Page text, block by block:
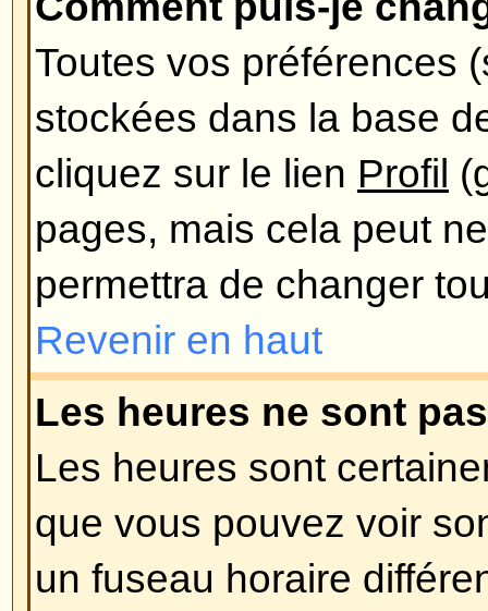
sur le forum. En-dessous de
une image plus grande
généralement unique ou
utilisateur. C'est à
avatars et de choisir la manière
disponibles. Si vous ne pouvez
cela voudra alors dire que
ainsi, vous pouvez le contacter
les raisons (nous sommes sûr
!).
Revenir en haut
Comment puis-je changer
En général, vous ne pouvez
le titre d'un rang (le titre d'un